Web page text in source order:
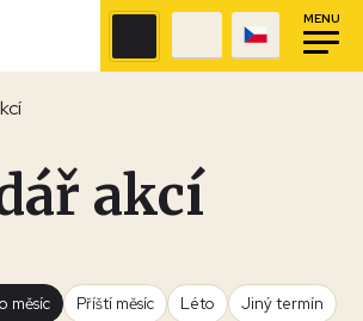
MENU
akcí
měsíc Příští měsíc Léto Jiný termín